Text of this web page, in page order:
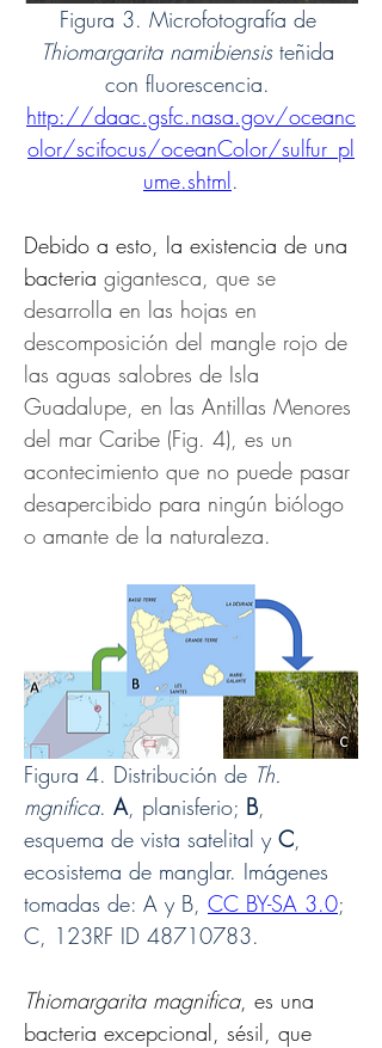
Figura 3. Microfotografía de
Thiomargarita namibiensis teñida
con fluorescencia.
http://daac.gsfc.nasa.gov/oceanc
olor/scifocus/oceanColor/sulfur_pl
ume.shtml .
Debido a esto, la existencia de una
bacteria gigantesca, que se
desarrolla en las hojas en
descomposición del mangle rojo de
las aguas salobres de Isla
Guadalupe, en las Antillas Menores
del mar Caribe (Fig. 4), es un
acontecimiento que no puede pasar
desapercibido para ningún biólogo
o amante de la naturaleza.
Figura 4. Distribución de Th.
mgnifica. A, planisferio; B,
esquema de vista satelital y C,
ecosistema de manglar. Imágenes
tomadas de: A y B, CC BY-SA 3.0;
C, 123RF ID 48710783.
Thiomargarita magnifica, es una
bacteria excepcional, sésil, que